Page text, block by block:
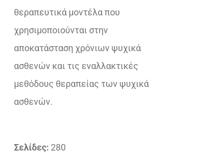
θεραπευτικά μοντέλα που
χρησιμοποιούνται στην
αποκατάσταση χρόνιων ψυχικά
ασθενών και τις εναλλακτικές
μεθόδους θεραπείας των ψυχικά
ασθενών.
Σελίδες: 280